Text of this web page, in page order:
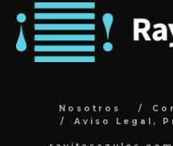
Nosotros
Aviso Legal,